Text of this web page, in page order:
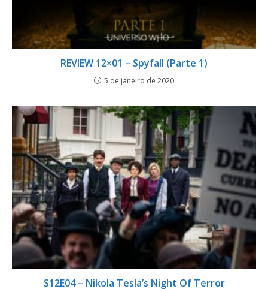
REVIEW 12×01 – Spyfall (Parte 1)
5 de janeiro de 2020
S12E04 – Nikola Tesla’s Night Of Terror